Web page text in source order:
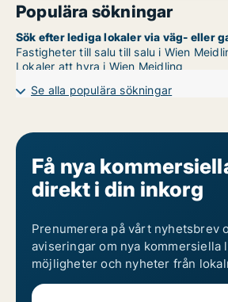
Populära sökningar
Fastigheter till salu till salu i Wien
Lokaler att hyra i Wien Meidling
Se alla populära sökningar
Få nya
direkt i din inkorg
Prenumerera på vårt nyhetsbrev
aviseringar om nya kommersiella
möjligheter och nyheter från